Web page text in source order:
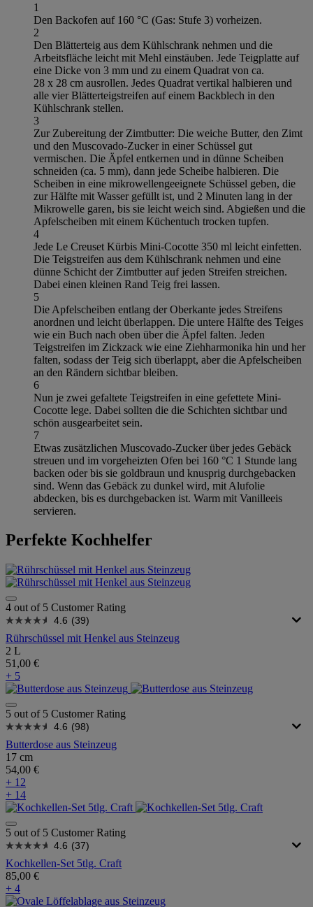
1
Den Backofen auf 160 °C (Gas: Stufe 3) vorheizen.
2
Den Blätterteig aus dem Kühlschrank nehmen und die
Arbeitsfläche leicht mit Mehl einstäuben. Jede Teigplatte auf
eine Dicke von 3 mm und zu einem Quadrat von ca.
28 x 28 cm ausrollen. Jedes Quadrat vertikal halbieren und
alle vier Blätterteigstreifen auf einem Backblech in den
Kühlschrank stellen.
3
Zur Zubereitung der Zimtbutter: Die weiche Butter, den Zimt
und den Muscovado-Zucker in einer Schüssel gut
vermischen. Die Äpfel entkernen und in dünne Scheiben
schneiden (ca. 5 mm), dann jede Scheibe halbieren. Die
Scheiben in eine mikrowellengeeignete Schüssel geben, die
zur Hälfte mit Wasser gefüllt ist, und 2 Minuten lang in der
Mikrowelle garen, bis sie leicht weich sind. Abgießen und die
Apfelscheiben mit einem Küchentuch trocken tupfen.
4
Jede Le Creuset Kürbis Mini-Cocotte 350 ml leicht einfetten.
Die Teigstreifen aus dem Kühlschrank nehmen und eine
dünne Schicht der Zimtbutter auf jeden Streifen streichen.
Dabei einen kleinen Rand Teig frei lassen.
5
Die Apfelscheiben entlang der Oberkante jedes Streifens
anordnen und leicht überlappen. Die untere Hälfte des Teiges
wie ein Buch nach oben über die Äpfel falten. Jeden
Teigstreifen im Zickzack wie eine Ziehharmonika hin und her
falten, sodass der Teig sich überlappt, aber die Apfelscheiben
an den Rändern sichtbar bleiben.
6
Nun je zwei gefaltete Teigstreifen in eine gefettete Mini-
Cocotte lege. Dabei sollten die die Schichten sichtbar und
schön ausgearbeitet sein.
7
Etwas zusätzlichen Muscovado-Zucker über jedes Gebäck
streuen und im vorgeheizten Ofen bei 160 °C 1 Stunde lang
backen oder bis sie goldbraun und knusprig durchgebacken
sind. Wenn das Gebäck zu dunkel wird, mit Alufolie
abdecken, bis es durchgebacken ist. Warm mit Vanilleeis
servieren.
Perfekte Kochhelfer
4 out of 5 Customer Rating
4.6 (39)
Rührschüssel mit Henkel aus Steinzeug
2 L
51,00 €
+ 5
5 out of 5 Customer Rating
4.6 (98)
Butterdose aus Steinzeug
17 cm
54,00 €
+ 12
+ 14
5 out of 5 Customer Rating
4.6 (37)
Kochkellen-Set 5tlg. Craft
85,00 €
+ 4